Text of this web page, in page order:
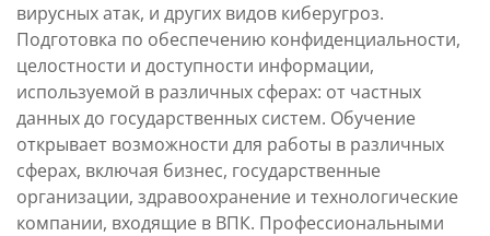
вирусных атак, и других видов киберугроз.
Подготовка по обеспечению конфиденциальности,
целостности и доступности информации,
используемой в различных сферах: от частных
данных до государственных систем. Обучение
открывает возможности для работы в различных
сферах, включая бизнес, государственные
организации, здравоохранение и технологические
компании, входящие в ВПК. Профессиональными